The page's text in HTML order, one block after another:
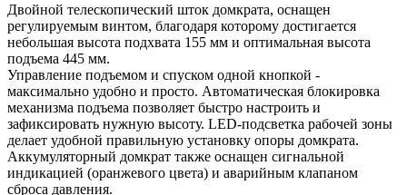
Двойной телескопический шток домкрата, оснащен
регулируемым винтом, благодаря которому достигается
небольшая высота подхвата 155 мм и оптимальная высота
подъема 445 мм.
Управление подъемом и спуском одной кнопкой -
максимально удобно и просто. Автоматическая блокировка
механизма подъема позволяет быстро настроить и
зафиксировать нужную высоту. LED-подсветка рабочей зоны
делает удобной правильную установку опоры домкрата.
Аккумуляторный домкрат также оснащен сигнальной
индикацией (оранжевого цвета) и аварийным клапаном
сброса давления.